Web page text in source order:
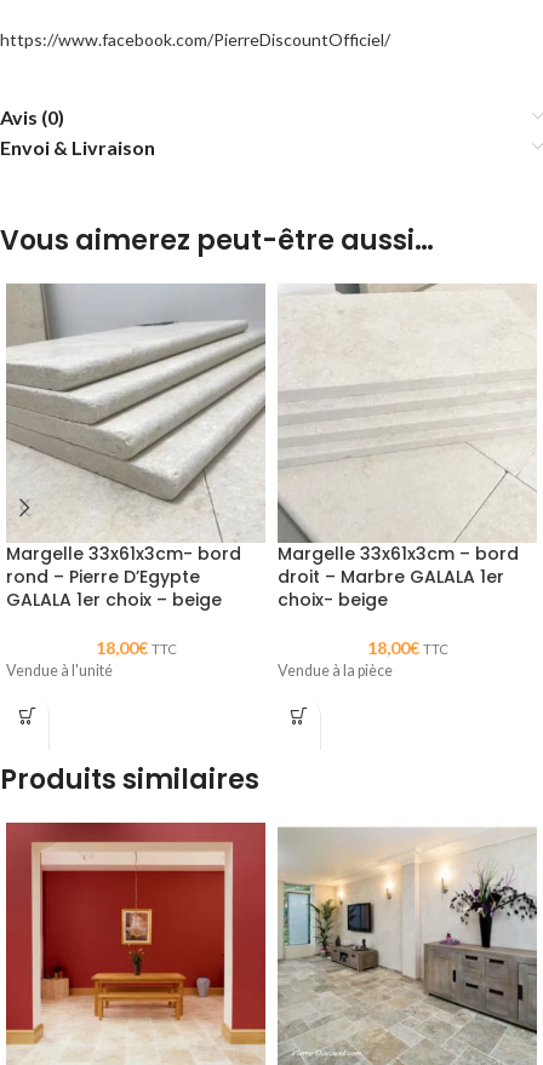
https://www.facebook.com/PierreDiscountOfficiel/
Avis (0)
Envoi & Livraison
Vous aimerez peut-être aussi…
Margelle 33x61x3cm- bord
rond – Pierre D’Egypte
GALALA 1er choix – beige
18,00€ TTC
Vendue à l'unité
Margelle 33x61x3cm – bord
droit – Marbre GALALA 1er
choix- beige
18,00€ TTC
Vendue à la pièce
Produits similaires